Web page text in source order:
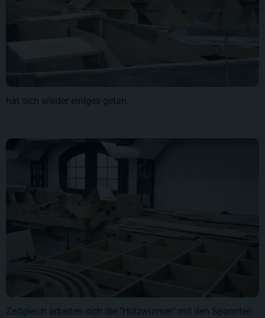
hat sich wieder einiges getan.
Zeitgleich arbeiten sich die "Hölzwürmer" mit den Spannten